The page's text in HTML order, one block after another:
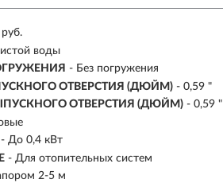
воды
- Без погружения
ОТВЕРСТИЯ (ДЮЙМ) - 0,59 "
ОТВЕРСТИЯ (ДЮЙМ) - 0,59 "
- До 0,4 кВт
- Для отопительных систем
2-5 м